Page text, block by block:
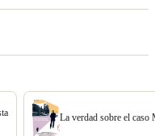
La verdad sobre el caso